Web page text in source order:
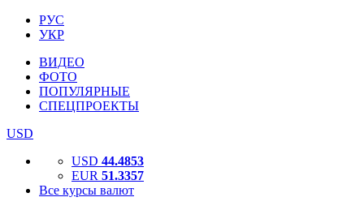
РУС
УКР
ВИДЕО
ФОТО
ПОПУЛЯРНЫЕ
СПЕЦПРОЕКТЫ
USD
USD 44.4853
EUR 51.3357
Все курсы валют